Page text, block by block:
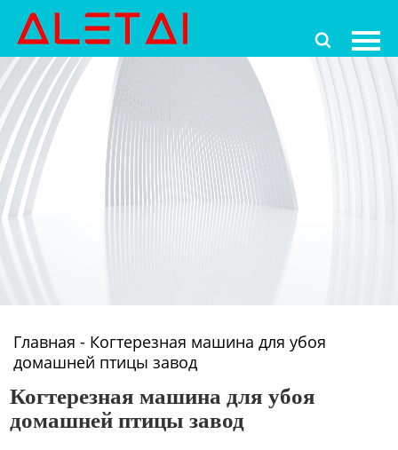

Главная
Продукция
Новости
О Hас
Контакты
Главная - Когтерезная машина для убоя
домашней птицы завод
Когтерезная машина для убоя
домашней птицы завод